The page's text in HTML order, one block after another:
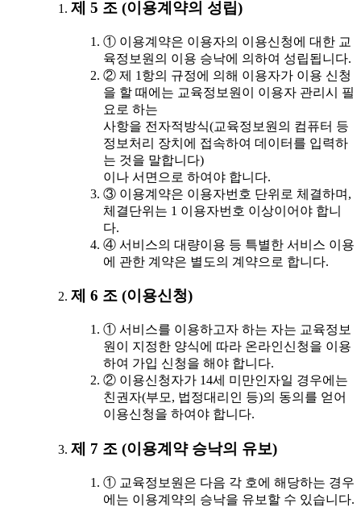
제 5 조 (이용계약의 성립)
① 이용계약은 이용자의 이용신청에 대한 교
육정보원의 이용 승낙에 의하여 성립됩니다.
② 제 1항의 규정에 의해 이용자가 이용 신청
을 할 때에는 교육정보원이 이용자 관리시 필
요로 하는
사항을 전자적방식(교육정보원의 컴퓨터 등
정보처리 장치에 접속하여 데이터를 입력하
는 것을 말합니다)
이나 서면으로 하여야 합니다.
③ 이용계약은 이용자번호 단위로 체결하며,
체결단위는 1 이용자번호 이상이어야 합니
다.
④ 서비스의 대량이용 등 특별한 서비스 이용
에 관한 계약은 별도의 계약으로 합니다.
제 6 조 (이용신청)
① 서비스를 이용하고자 하는 자는 교육정보
원이 지정한 양식에 따라 온라인신청을 이용
하여 가입 신청을 해야 합니다.
② 이용신청자가 14세 미만인자일 경우에는
친권자(부모, 법정대리인 등)의 동의를 얻어
이용신청을 하여야 합니다.
제 7 조 (이용계약 승낙의 유보)
① 교육정보원은 다음 각 호에 해당하는 경우
에는 이용계약의 승낙을 유보할 수 있습니다.